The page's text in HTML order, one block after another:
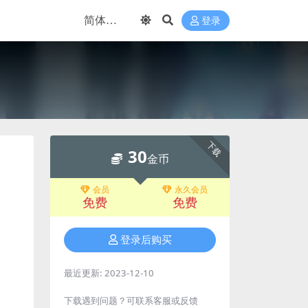
登录
下载
30金币
会员
免费
永久会员
免费
登录后购买
最近更新: 2023-12-10
下载遇到问题？可联系客服或反馈